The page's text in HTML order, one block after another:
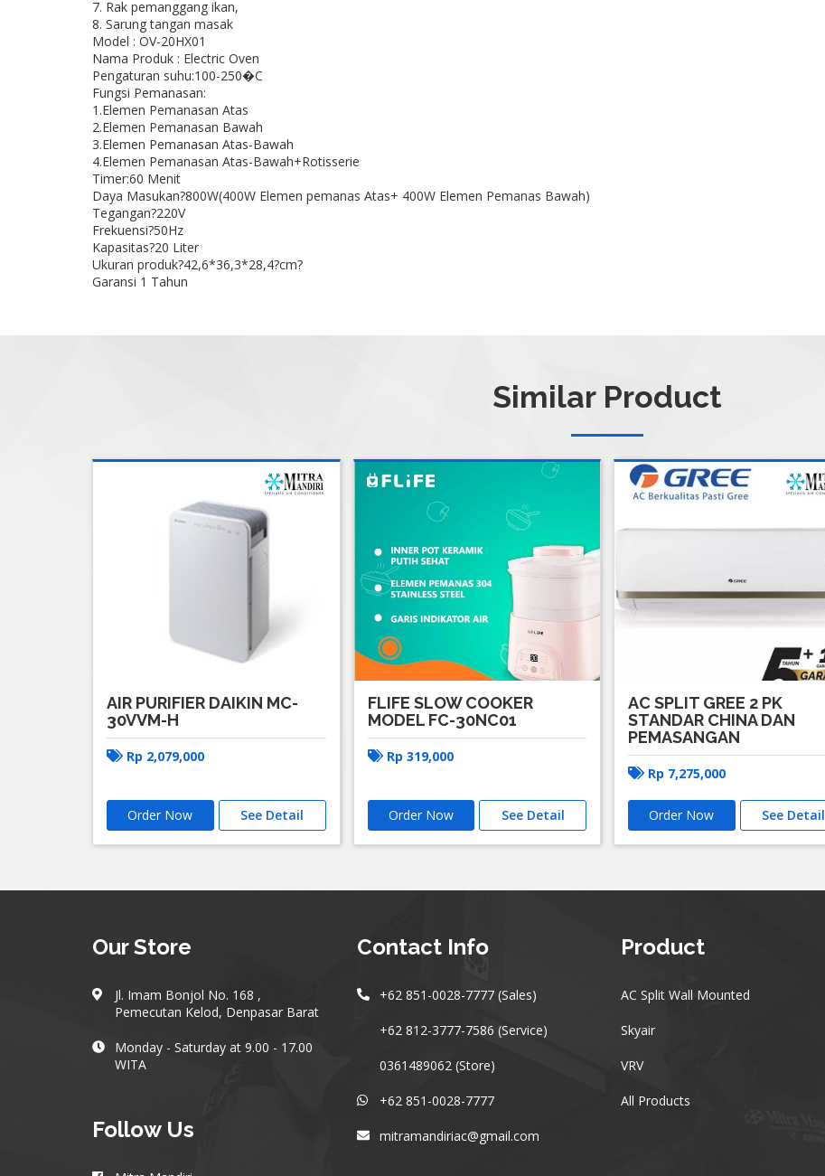
7. Rak pemanggang ikan,
8. Sarung tangan masak
Model : OV-20HX01
Nama Produk : Electric Oven
Pengaturan suhu:100-250�C
Fungsi Pemanasan:
1.Elemen Pemanasan Atas
2.Elemen Pemanasan Bawah
3.Elemen Pemanasan Atas-Bawah
4.Elemen Pemanasan Atas-Bawah+Rotisserie
Timer:60 Menit
Daya Masukan?800W(400W Elemen pemanas Atas+ 400W Elemen Pemanas Bawah)
Tegangan?220V
Frekuensi?50Hz
Kapasitas?20 Liter
Ukuran produk?42,6*36,3*28,4?cm?
Garansi 1 Tahun
Similar Product
AIR PURIFIER DAIKIN MC-
30VVM-H
Rp 2,079,000
Order Now See Detail
FLIFE SLOW COOKER
MODEL FC-30NC01
Rp 319,000
Order Now See Detail
AC SPLIT GREE 2 PK
STANDAR CHINA DAN
PEMASANGAN
Rp 7,275,000
Order Now See Detail
Our Store
Jl. Imam Bonjol No. 168 ,
Pemecutan Kelod, Denpasar Barat
Monday - Saturday at 9.00 - 17.00
WITA
Follow Us
Contact Info
+62 851-0028-7777 (Sales)
+62 812-3777-7586 (Service)
0361489062 (Store)
+62 851-0028-7777
mitramandiriac@gmail.com
Product
AC Split Wall Mounted
Skyair
VRV
All Products